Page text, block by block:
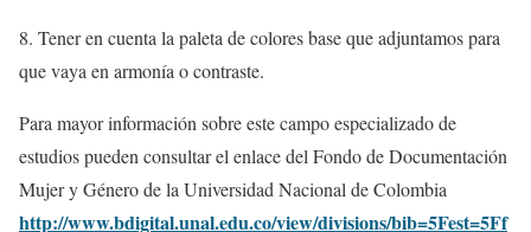
8. Tener en cuenta la paleta de colores base que adjuntamos para
que vaya en armonía o contraste.
Para mayor información sobre este campo especializado de
estudios pueden consultar el enlace del Fondo de Documentación
Mujer y Género de la Universidad Nacional de Colombia
http://www.bdigital.unal.edu.co/view/divisions/bib=5Fest=5Ff